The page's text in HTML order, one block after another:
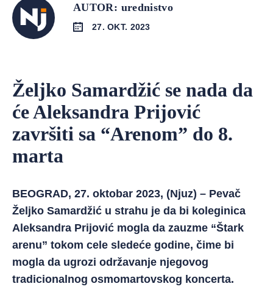
AUTOR: urednistvo
27. OKT. 2023
Željko Samardžić se nada da
će Aleksandra Prijović
završiti sa “Arenom” do 8.
marta
BEOGRAD, 27. oktobar 2023, (Njuz) – Pevač
Željko Samardžić u strahu je da bi koleginica
Aleksandra Prijović mogla da zauzme “Štark
arenu” tokom cele sledeće godine, čime bi
mogla da ugrozi održavanje njegovog
tradicionalnog osmomartovskog koncerta.